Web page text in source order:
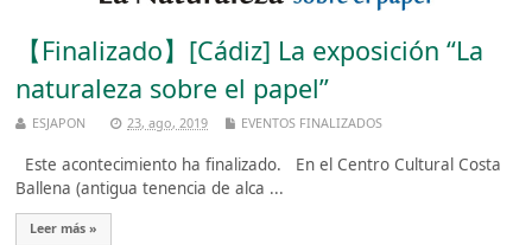
【Finalizado】[Cádiz] La exposición “La
naturaleza sobre el papel”
ESJAPON 23, ago, 2019 EVENTOS FINALIZADOS
Este acontecimiento ha finalizado. En el Centro Cultural Costa
Ballena (antigua tenencia de alca ...
Leer más »